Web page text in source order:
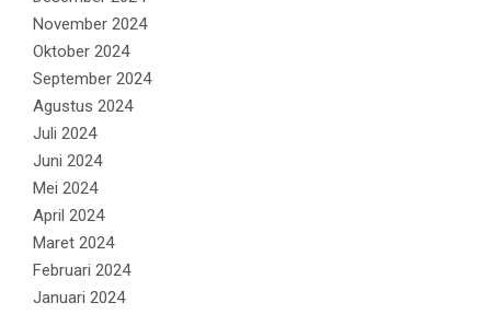
November 2024
Oktober 2024
September 2024
Agustus 2024
Juli 2024
Juni 2024
Mei 2024
April 2024
Maret 2024
Februari 2024
Januari 2024